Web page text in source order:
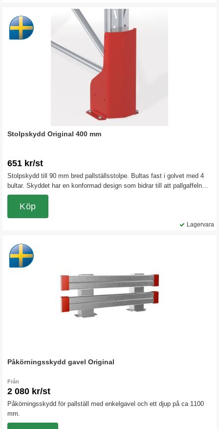
Stolpskydd Original 400 mm
651 kr/st
Stolpskydd till 90 mm bred pallställsstolpe. Bultas fast i golvet med 4
bultar. Skyddet har en konformad design som bidrar till att pallgaffeln
leds åt sidan. Detta stolpskydd uppfyller den senaste
pallställstandarden.
Lagervara
Köp
Påkörningsskydd gavel Original
Från
2 080 kr/st
Påkörningsskydd för pallställ med enkelgavel och ett djup på ca 1100
mm.